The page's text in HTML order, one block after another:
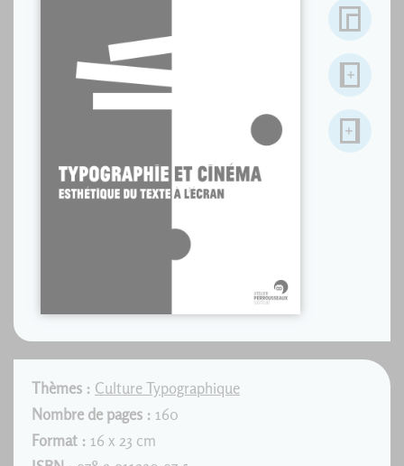
Thèmes : Culture Typographique
Nombre de pages : 160
Format : 16 x 23 cm